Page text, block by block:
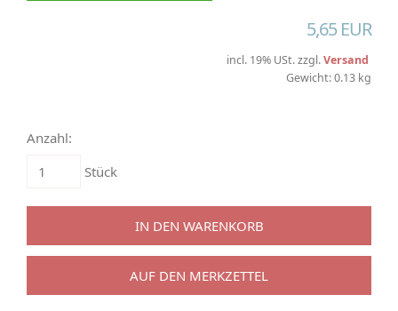
5,65 EUR
incl. 19% USt. zzgl.Versand
Gewicht: 0.13 kg
Anzahl:
Stück
IN DEN WARENKORB
AUF DEN MERKZETTEL